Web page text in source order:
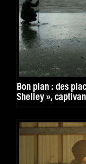
Bon plan : des
Shelley »,